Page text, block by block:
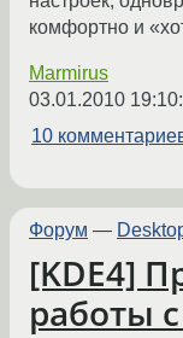
комфортно и
Marmirus
03.01.2010
10
Форум —
[KDE4]
работы